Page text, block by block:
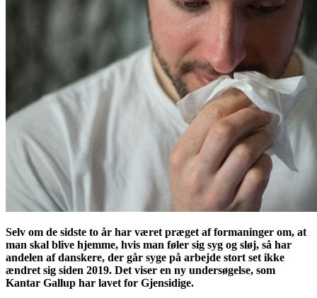
Selv om de sidste to år har været præget af formaninger om, at
man skal blive hjemme, hvis man føler sig syg og sløj, så har
andelen af danskere, der går syge på arbejde stort set ikke
ændret sig siden 2019. Det viser en ny undersøgelse, som
Kantar Gallup har lavet for Gjensidige.